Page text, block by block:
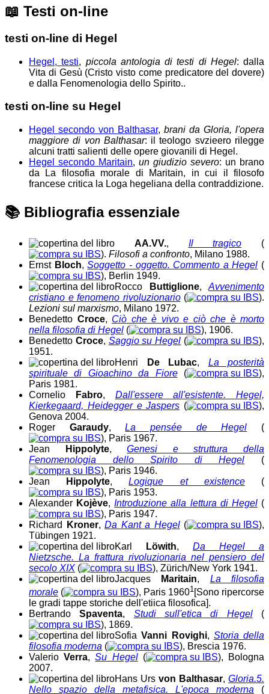
📖 Testi on-line
testi on-line di Hegel
Hegel, testi, piccola antologia di testi di Hegel: dalla
Vita di Gesù (Cristo visto come predicatore del dovere)
e dalla Fenomenologia dello Spirito..
testi on-line su Hegel
Hegel secondo von Balthasar, brani da Gloria, l'opera
maggiore di von Balthasar: il teologo svzieero rilegge
alcuni tratti salienti delle opere giovanili di Hegel.
Hegel secondo Maritain, un giudizio severo: un brano
da La filosofia morale di Maritain, in cui il filosofo
francese critica la Loga hegeliana della contraddizione.
📚 Bibliografia essenziale
AA.VV., Il tragico (
). Filosofi a confronto, Milano 1988.
Ernst Bloch,Soggetto - oggetto. Commento a Hegel (
), Berlin 1949.
Rocco
Buttiglione, Avvenimento
cristiano e fenomeno rivoluzionario(
).
Lezioni sul marxismo, Milano 1972.
Benedetto Croce, Ciò che è vivo e ciò che è morto
nella filosofia di Hegel (
), 1906.
Benedetto Croce, Saggio su Hegel (
),
1951.
Henri
De Lubac, La posterità
spirituale di Gioachino da Fiore(
),
Paris 1981.
Cornelio
Fabro, Dall'essere all'esistente. Hegel,
Kierkegaard, Heidegger e Jaspers (
),
Genova 2004.
Roger Garaudy,La pensée de Hegel (
), Paris 1967.
Jean
Hippolyte,Genesi e struttura della
Fenomenologia dello Spirito di Hegel (
), Paris 1946.
Jean
Hippolyte,Logique et existence(
), Paris 1953.
Alexander Kojève,Introduzione alla lettura di Hegel(
), Paris 1947.
Richard
Kroner, Da Kant a Hegel(
),
Tübingen 1921.
Karl
Löwith, Da Hegel a
Nietzsche. La frattura rivoluzionaria nel pensiero del
secolo XIX (
), Zürich/New York 1941.
Jacques
Maritain, La filosofia
morale ( ), Paris 19601 [Sono ripercorse
le gradi tappe storiche dell'etiica filosofica].
BertrandoSpaventa, Studi sull'etica di Hegel(
), 1869.
SofiaVanni Rovighi, Storia della
filosofia moderna (
), Brescia 1976.
ValerioVerra,Su Hegel(
), Bologna
2007.
Hans Urs von Balthasar, Gloria.5.
Nello spazio della metafisica. L'epoca moderna (